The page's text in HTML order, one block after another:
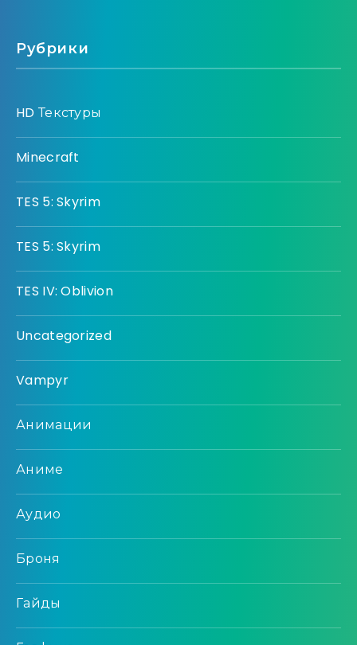
Рубрики
HD Текстуры
Minecraft
TES 5: Skyrim
TES 5: Skyrim
TES IV: Oblivion
Uncategorized
Vampyr
Анимации
Аниме
Аудио
Броня
Гайды